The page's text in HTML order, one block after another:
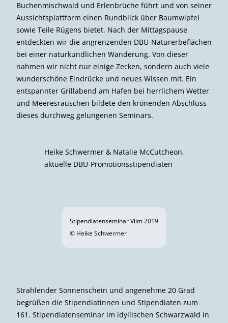
Buchenmischwald und Erlenbrüche führt und von seiner
Aussichtsplattform einen Rundblick über Baumwipfel
sowie Teile Rügens bietet. Nach der Mittagspause
entdeckten wir die angrenzenden DBU-Naturerbeflächen
bei einer naturkundlichen Wanderung. Von dieser
nahmen wir nicht nur einige Zecken, sondern auch viele
wunderschöne Eindrücke und neues Wissen mit. Ein
entspannter Grillabend am Hafen bei herrlichem Wetter
und Meeresrauschen bildete den krönenden Abschluss
dieses durchweg gelungenen Seminars.
Heike Schwermer & Natalie McCutcheon,
aktuelle DBU-Promotionsstipendiaten